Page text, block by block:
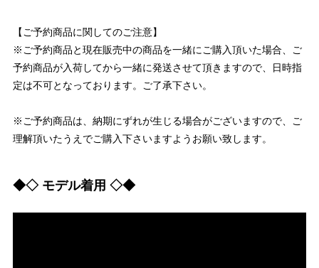
【ご予約商品に関してのご注意】
※ご予約商品と現在販売中の商品を一緒にご購入頂いた場合、ご
予約商品が入荷してから一緒に発送させて頂きますので、日時指
定は不可となっております。ご了承下さい。
※ご予約商品は、納期にずれが生じる場合がございますので、ご
理解頂いたうえでご購入下さいますようお願い致します。
◆◇ モデル着用 ◇◆